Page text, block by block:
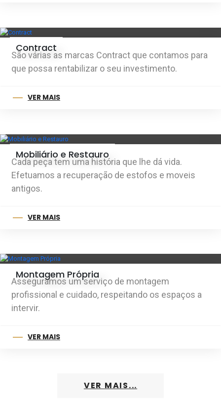
Contract
São várias as marcas Contract que contamos para
que possa rentabilizar o seu investimento.
VER MAIS
Mobiliário e Restauro
Cada peça tem uma história que lhe dá vida.
Efetuamos a recuperação de estofos e moveis
antigos.
VER MAIS
Montagem Própria
Asseguramos um serviço de montagem
profissional e cuidado, respeitando os espaços a
intervir.
VER MAIS
VER MAIS...